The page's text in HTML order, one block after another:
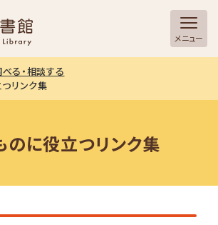
メニュー
る・相談する
リンク集
のに役立つリンク集